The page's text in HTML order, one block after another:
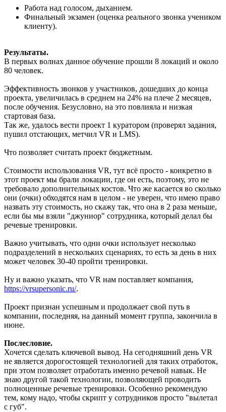
Работа над голосом, дыханием.
Финальный экзамен (оценка реального звонка учеником
клиенту).
Результаты.
В первых волнах данное обучение прошли 8 локаций и около
80 человек.
Эффективность звонков у участников, дошедших до конца
проекта, увеличилась в среднем на 24% на плече 2 месяцев,
после обучения. Безусловно, на это повлияла и низкая
стартовая база.
Так же, удалось вести проект 1 куратором (проверял задания,
пушил отстающих, метчил VR и LMS).
Что позволяет считать проект бюджетным.
Стоимости использования VR, тут всё просто - конкретно в
этот проект мы брали локации, где он есть, поэтому, это не
требовало дополнительных костов. Что же касается во сколько
они (очки) обходятся нам в целом - не уверен, что имею право
назвать эту стоимость, но скажу так, что она в 2 раза меньше,
если бы мы взяли "джуниор" сотрудника, который делал бы
речевые тренировки.
Важно учитывать, что одни очки использует несколько
подразделений в нескольких сценариях, то есть за день в них
может человек 30-40 пройти тренировки.
Ну и важно указать, что VR нам поставляет компания,
https://vrsupersonic.ru/.
Проект признан успешным и продолжает свой путь в
компании, последняя, на данный момент группа, закончила в
июне.
Послесловие.
Хочется сделать ключевой вывод. На сегодняшний день VR
не является дорогостоящей технологией для таких отработок,
при этом позволяет отработать именно речевой навык. Не
знаю другой такой технологии, позволяющей проводить
полноценные речевые тренировки. Особенно рекомендую
тем, кому надо, чтобы скрипт у сотрудников просто "вылетал
с губ".